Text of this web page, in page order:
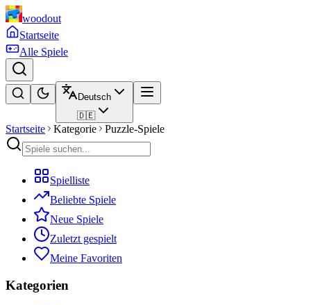
woodout
Startseite
Alle Spiele
Deutsch
🇩🇪
Startseite Kategorie Puzzle-Spiele
Spielliste
Beliebte Spiele
Neue Spiele
Zuletzt gespielt
Meine Favoriten
Kategorien